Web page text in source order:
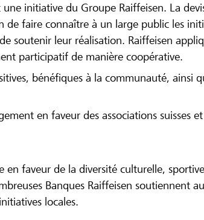
une initiative du Groupe Raiffeisen. La
de faire connaître à un large public les
soutenir leur réalisation. Raiffeisen
participatif de manière coopérative.
bénéfiques à la communauté, ainsi
en faveur des associations suisses
en faveur de la diversité culturelle,
Banques Raiffeisen soutiennent
locales.